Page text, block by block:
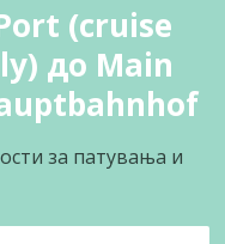
(cruise
до Main
за патувања и